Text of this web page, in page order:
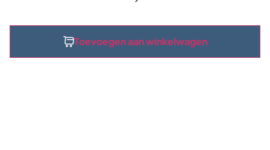
Toevoegen aan winkelwagen